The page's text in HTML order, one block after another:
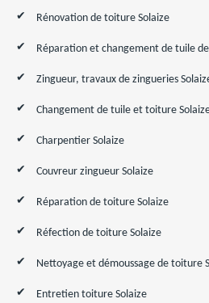
Rénovation de toiture Solaize
Réparation et changement de tuile
Zingueur, travaux de zingueries
Changement de tuile et toiture
Charpentier Solaize
Couvreur zingueur Solaize
Réparation de toiture Solaize
Réfection de toiture Solaize
Nettoyage et démoussage de toiture
Entretien toiture Solaize